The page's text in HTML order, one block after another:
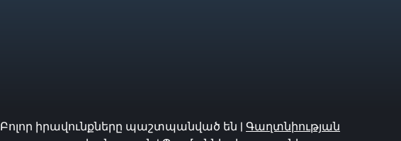
Բոլոր իրավունքները պաշտպանված են | Գաղտնիության